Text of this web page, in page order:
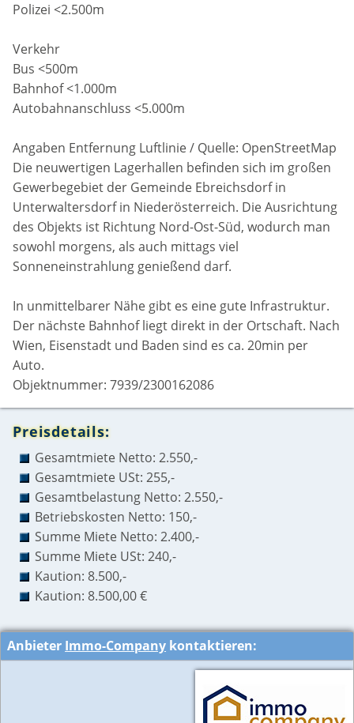
Polizei <2.500m
Verkehr
Bus <500m
Bahnhof <1.000m
Autobahnanschluss <5.000m
Angaben Entfernung Luftlinie / Quelle: OpenStreetMap
Die neuwertigen Lagerhallen befinden sich im großen
Gewerbegebiet der Gemeinde Ebreichsdorf in
Unterwaltersdorf in Niederösterreich. Die Ausrichtung
des Objekts ist Richtung Nord-Ost-Süd, wodurch man
sowohl morgens, als auch mittags viel
Sonneneinstrahlung genießend darf.
In unmittelbarer Nähe gibt es eine gute Infrastruktur.
Der nächste Bahnhof liegt direkt in der Ortschaft. Nach
Wien, Eisenstadt und Baden sind es ca. 20min per
Auto.
Objektnummer: 7939/2300162086
Preisdetails:
Gesamtmiete Netto: 2.550,-
Gesamtmiete USt: 255,-
Gesamtbelastung Netto: 2.550,-
Betriebskosten Netto: 150,-
Summe Miete Netto: 2.400,-
Summe Miete USt: 240,-
Kaution: 8.500,-
Kaution: 8.500,00 €
Anbieter Immo-Company kontaktieren: